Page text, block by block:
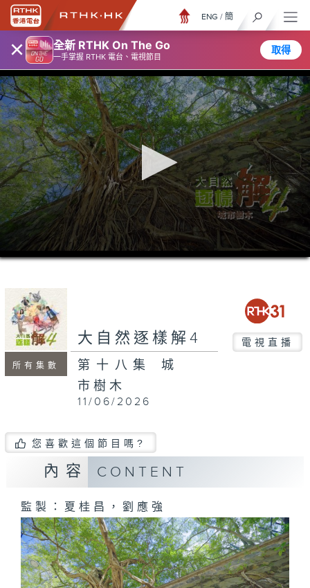
× 全新 RTHK On The Go
一手掌握 RTHK 電台、電視節目
取得
ENG / 簡
seconds
minutes,
seconds
所有集數
大自然逐樣解4 電視直播
第十八集 城
市樹木
11/06/2026
您喜歡這個節目嗎?
內容 CONTENT
監製：夏桂昌，劉應強